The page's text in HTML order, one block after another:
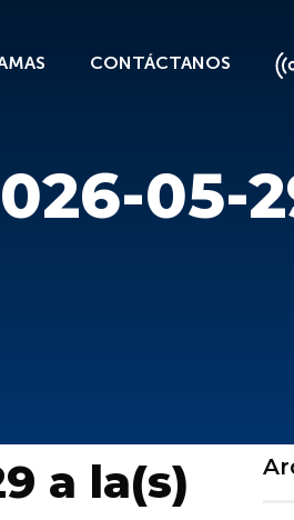
CONTÁCTANOS
05-
a la(s)